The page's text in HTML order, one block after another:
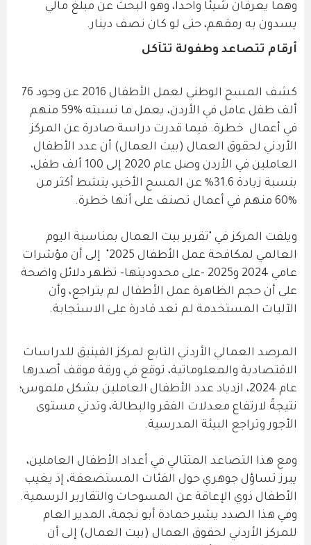
وهما يعرفان شيئاً واحداً، وهو البحث عن مبلغ مالي
يسدون به رمقهم، حتى لو كان نصف دينار.
أرقام تتصاعد وطفولة تتآكل
كشف المسح الوطني لعمل الأطفال 2016 عن وجود 76
ألف طفل عامل في الأردن، يعمل ما نسبته %59 منهم
في أعمال خطرة. فيما قدرت دراسة صادرة عن المركز
الأردني لحقوق العمال (بيت العمال) أن عدد الأطفال
العاملين في الأردن وصل عام 2020 إلى 100 ألف طفل،
بنسبة زيادة 31.6% عن المسح الأخير، ينشط أكثر من
%60 منهم في أعمال تصنف على أنها خطرة.
ويلفت المركز في "تقرير بيت العمال بمناسبة اليوم
العالمي لمكافحة عمل الأطفال 2025" إلى أن مؤشرات
عامي 2024 و2025 -على محدوديتها- تظهر دلائل واضحة
على أن حجم الظاهرة عمل الأطفال لم يتراجع، وأن
الآليات المستخدمة لم تعد قادرة على الاستجابة.
المرصد العمالي الأردني التابع لمركز الفينيق للدراسات
الاقتصادية والمعلوماتية، توقع في ورقة موقف أصدرها
عام 2024، ازدياد عدد الأطفال العاملين بشكل ملموس؛
نتيجةً لارتفاع معدلات الفقر والبطالة، وتدني مستوى
الأجور وتراجع البيئة المدرسية.
ومع هذا التصاعد المتتالي في أعداد الأطفال العاملين،
يبرز تساؤل جوهري حول الفئات المستضعفة، إذ يغيب
الأطفال ذوي الإعاقة عن المسوحات والتقارير الرسمية.
وفي هذا الصدد يشير حمادة أبو نجمة، المدير العام
للمركز الأردني لحقوق العمال (بيت العمال) إلى أن